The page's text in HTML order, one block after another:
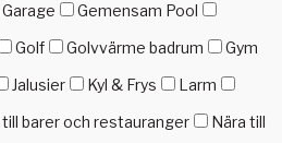
Garage
Gemensam Pool
Golf Golvvärme badrum
Gym
Jalusier Kyl & Frys
Larm
till barer och restauranger
Nära till